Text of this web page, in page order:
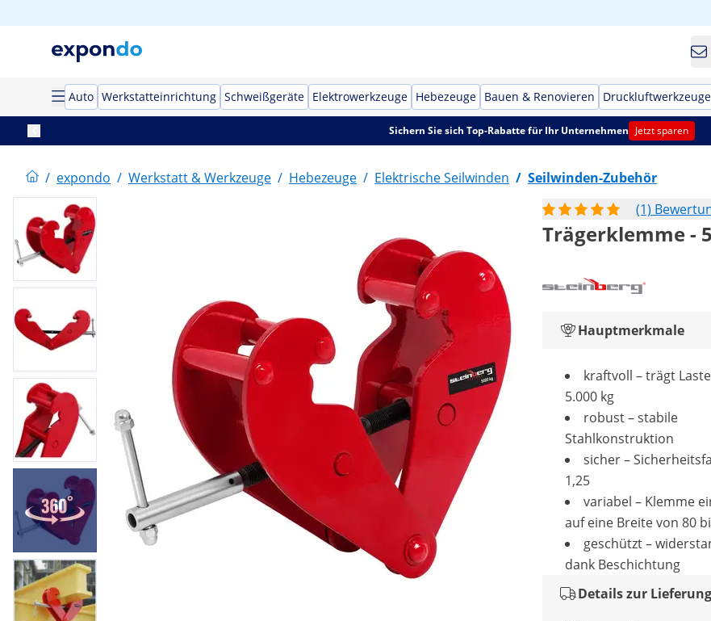
Auto Werkstatteinrichtung Schweißgeräte Elektrowerkzeuge Hebezeuge Bauen & Renovieren Druckluftwerkzeuge
Sichern Sie sich Top-Rabatte für Ihr Unternehmen Jetzt sparen
/ expondo / Werkstatt & Werkzeuge / Hebezeuge / Elektrische Seilwinden / Seilwinden-Zubehör
(1)
Trägerklemme -
Hauptmerkmale
kraftvoll – trägt
5.000 kg
robust – stabile
Stahlkonstruktion
sicher –
1,25
variabel – Klemme
auf eine Breite von 80
geschützt –
dank Beschichtung
Details zur Lieferung